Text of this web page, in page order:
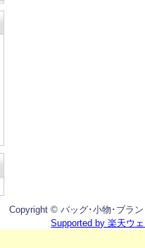
Copyright © バッグ･小物･ブラ
Supported by 楽天ウ